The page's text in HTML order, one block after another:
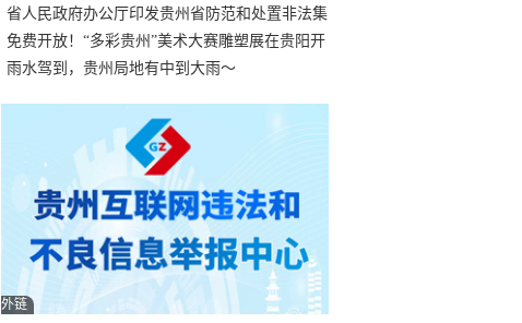
色工厂
省人民政府办公厅印发贵州省防范和处置非法集
资工作实施细则
免费开放！“多彩贵州”美术大赛雕塑展在贵阳开
展，持续至1月19日
雨水驾到，贵州局地有中到大雨～
外链